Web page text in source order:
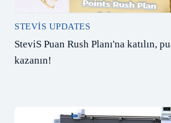
STEVIS UPDATES
SteviS Puan Rush Planı'na katılın,
kazanın!